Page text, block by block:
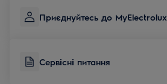
Приєднуйтесь до MyElectrolux
Сервісні питання